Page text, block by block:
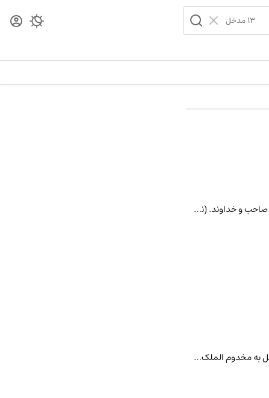
13 مدخل
مخدوم . [ م َ ] (ع ص ) خدمت کرده شده . (آنندراج ) (از منتهی الارب ) (از اقرب الموارد). خدمت کرده شده و آغا و صاحب و خداوند. (ناظم الاطباء). بزرگ . فرمانروا. سرو
مخدوم الملک . [ م َمُل ْ م ُ ] (اِخ ) ملا عبداﷲ سلطان پوری ، از اکابر علما و عرفا و فقرای هند می باشد که در اوائل به مخدوم الملک معروف بود. او راست : عفیفة الان